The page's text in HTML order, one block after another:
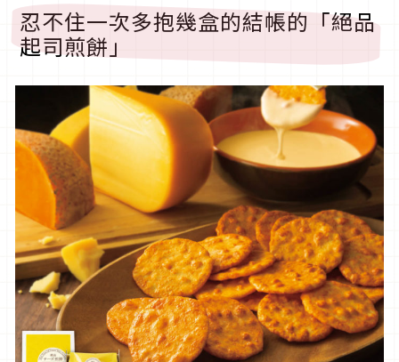
忍不住一次多抱幾盒的結帳的「絕品
起司煎餅」